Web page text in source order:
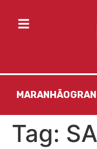
MARANHÃO
Tag: